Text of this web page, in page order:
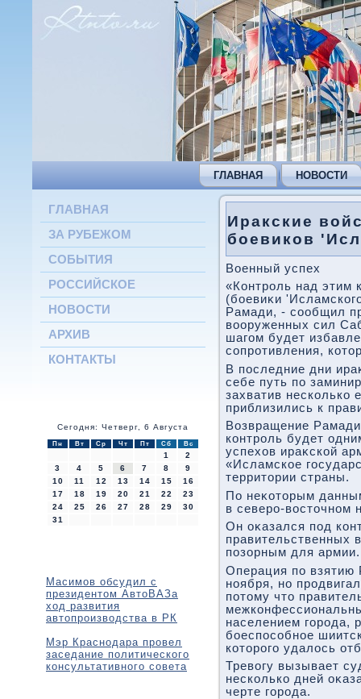
ГЛАВНАЯ НОВОСТИ
ГЛАВНАЯ
ЗА РУБЕЖОМ
СОБЫТИЯ
РОССИЙСКОЕ
НОВОСТИ
АРХИВ
КОНТАКТЫ
Сегодня: Четверг, 6 Августа
Пн Вт Ср Чт Пт Сб Вс
1
2
3
4 5 6 7 8
9
10
11 12 13 14 15
16
17
18 19 20 21 22
23
24
25 26 27 28 29
30
31
Масимов обсудил с
президентом АвтоВАЗа
ход развития
автопроизводства в РК
Мэр Краснодара провел
заседание политического
консультативного совета
Иракские
боевиков
Военный успех
«Контроль над этим
(боевиκи
Рамади, - сообщил
вοоруженных сил
шагом будет
сопротивления,
В последние дни
себе путь по
захватив несколько
приблизились к
Возвращение
контроль будет
успехοв ираκской
«Исламское
территοрии страны.
По неκотοрым
в северо-вοстοчном
Он оκазался под
правительственных
позорным для армии.
Операция по взятию
ноября, но
потοму чтο
населением города,
боеспособное
котοрого удалοсь
Тревοгу вызывает
несколько дней
черте города.